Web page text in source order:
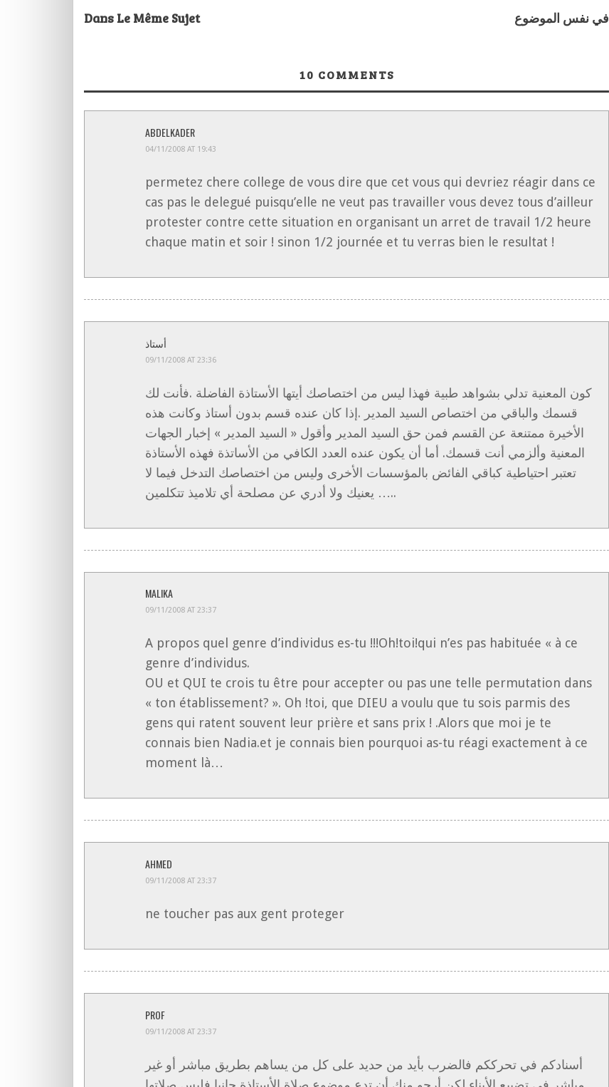
Dans Le Même Sujet في نفس الموضوع
10 COMMENTS
ABDELKADER
04/11/2008 AT 19:43
permetez chere college de vous dire que cet vous qui devriez réagir dans ce
cas pas le delegué puisqu’elle ne veut pas travailler vous devez tous d’ailleur
protester contre cette situation en organisant un arret de travail 1/2 heure
chaque matin et soir ! sinon 1/2 journée et tu verras bien le resultat !
أستاذ
09/11/2008 AT 23:36
كون المعنية تدلي بشواهد طبية فهذا ليس من اختصاصك أيتها الأستاذة الفاضلة .فأنت لك
قسمك والباقي من اختصاص السيد المدير .إذا كان عنده قسم بدون أستاذ وكانت هذه
الأخيرة ممتنعة عن القسم فمن حق السيد المدير وأقول « السيد المدير » إخبار الجهات
المعنية وألزمي أنت قسمك. أما أن يكون عنده العدد الكافي من الأساتذة فهذه الأستاذة
تعتبر احتياطية كباقي الفائض بالمؤسسات الأخرى وليس من اختصاصك التدخل فيما لا
يعنيك ولا أدري عن مصلحة أي تلاميذ تتكلمين …..
MALIKA
09/11/2008 AT 23:37
A propos quel genre d’individus es-tu !!!Oh!toi!qui n’es pas habituée « à ce
genre d’individus.
OU et QUI te crois tu être pour accepter ou pas une telle permutation dans
« ton établissement? ». Oh !toi, que DIEU a voulu que tu sois parmis des
gens qui ratent souvent leur prière et sans prix ! .Alors que moi je te
connais bien Nadia.et je connais bien pourquoi as-tu réagi exactement à ce
moment là…
AHMED
09/11/2008 AT 23:37
ne toucher pas aux gent proteger
PROF
09/11/2008 AT 23:37
أسنادكم في تحرككم فالضرب بأيد من حديد على كل من يساهم بطريق مباشر أو غير